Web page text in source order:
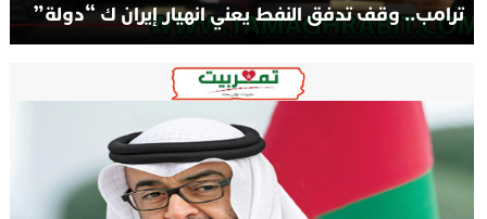
ترامب.. وقف تدفق النفط يعني انهيار إيران ك “دولة”